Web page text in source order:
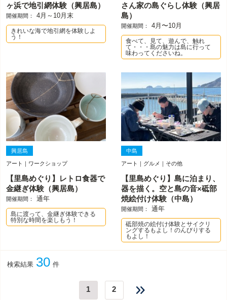
ヶ浜で地引網体験（興居島）
開催期間： 4月～10月末
きれいな海で地引網を体験しよ
う！
さん家の島ぐらし体験（興居
島）
開催期間： 4月〜10月
食べて、見て、遊んで、触れ
て・・・島の魅力は島に行って
味わってくださいね。
興居島
アート｜ワークショップ
【里島めぐり】レトロ食器で
金継ぎ体験（興居島）
開催期間： 通年
島に渡って、金継ぎ体験できる
特別な時間を楽しもう！
中島
アート｜グルメ｜その他
【里島めぐり】島に泊まり、
器を描く。空と島の音×砥部
焼絵付け体験（中島）
開催期間： 通年
砥部焼の絵付け体験とサイクリ
ングするもよし！のんびりする
もよし！
検索結果 30 件
1 2